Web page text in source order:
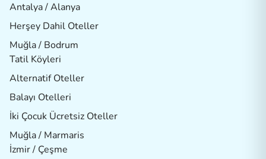
Antalya / Alanya
Herşey Dahil Oteller
Muğla / Bodrum
Tatil Köyleri
Alternatif Oteller
Balayı Otelleri
İki Çocuk Ücretsiz Oteller
Muğla / Marmaris
İzmir / Çeşme